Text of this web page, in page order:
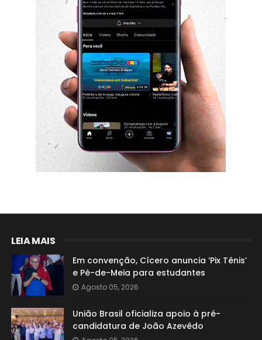
LEIA MAIS
Em convenção, Cícero anuncia ‘Pix Tênis’
e Pé-de-Meia para estudantes
Agosto 05, 2026
União Brasil oficializa apoio à pré-
candidatura de João Azevêdo